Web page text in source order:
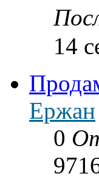
14
Ержан
0